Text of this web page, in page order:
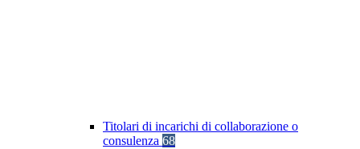
Titolari di incarichi di collaborazione o
consulenza 68